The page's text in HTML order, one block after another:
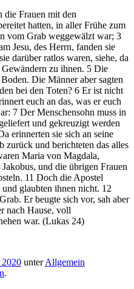
die Frauen mit den
hatten, in aller Frühe zum
vom Grab weggewälzt war; 3
Jesu, des Herrn, fanden sie
darüber ratlos waren, siehe, da
zu ihnen. 5 Die
Die Männer aber sagten
bei den Toten? 6 Er ist nicht
euch an das, was er euch
7 Der Menschensohn muss in
und gekreuzigt werden
erinnerten sie sich an seine
zurück und berichteten das alles
Maria von Magdala,
und die übrigen Frauen
11 Doch die Apostel
glaubten ihnen nicht. 12
Er beugte sich vor, sah aber
nach Hause, voll
war. (Lukas 24)
unterAllgemein
.